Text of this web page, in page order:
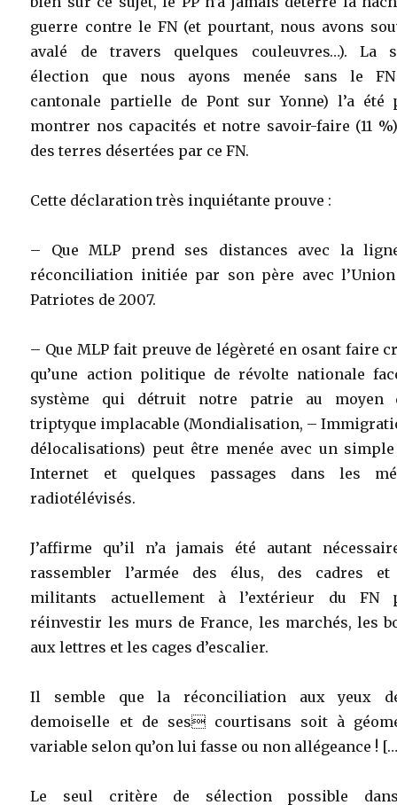
guerre contre le FN (et pourtant, nous avons
avalé de travers quelques couleuvres…). La
élection que nous ayons menée sans le
cantonale partielle de Pont sur Yonne) l’a été
montrer nos capacités et notre savoir-faire (11
des terres désertées par ce FN.
Cette déclaration très inquiétante prouve :
– Que MLP prend ses distances avec la
réconciliation initiée par son père avec
Patriotes de 2007.
– Que MLP fait preuve de légèreté en osant faire
qu’une action politique de révolte nationale
système qui détruit notre patrie au moyen
triptyque implacable (Mondialisation, –
délocalisations) peut être menée avec un
Internet et quelques passages dans les
radiotélévisés.
J’affirme qu’il n’a jamais été autant
rassembler l’armée des élus, des cadres et
militants actuellement à l’extérieur du FN
réinvestir les murs de France, les marchés, les
aux lettres et les cages d’escalier.
Il semble que la réconciliation aux yeux
demoiselle et de ses courtisans soit à
variable selon qu’on lui fasse ou non allégeance !
Le seul critère de sélection possible